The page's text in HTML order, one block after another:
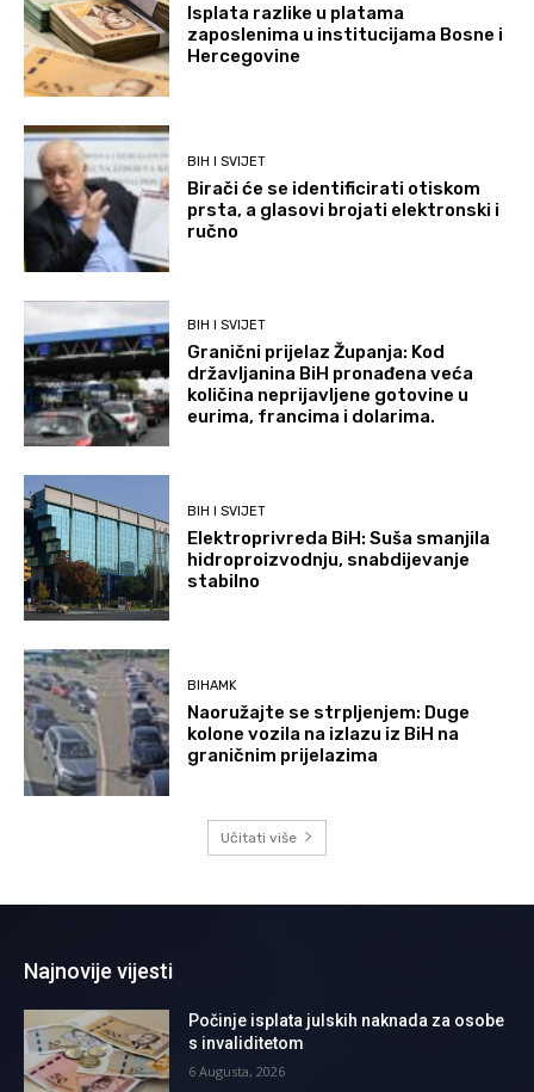
Isplata razlike u platama
zaposlenima u institucijama Bosne i
Hercegovine
BIH I SVIJET
Birači će se identificirati otiskom
prsta, a glasovi brojati elektronski i
ručno
BIH I SVIJET
Granični prijelaz Županja: Kod
državljanina BiH pronađena veća
količina neprijavljene gotovine u
eurima, francima i dolarima.
BIH I SVIJET
Elektroprivreda BiH: Suša smanjila
hidroproizvodnju, snabdijevanje
stabilno
BIHAMK
Naoružajte se strpljenjem: Duge
kolone vozila na izlazu iz BiH na
graničnim prijelazima
Učitati više
Najnovije vijesti
Počinje isplata julskih naknada za osobe
s invaliditetom
6 Augusta, 2026